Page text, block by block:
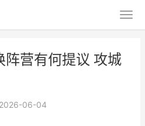
阵营有何提议 攻城
06-04